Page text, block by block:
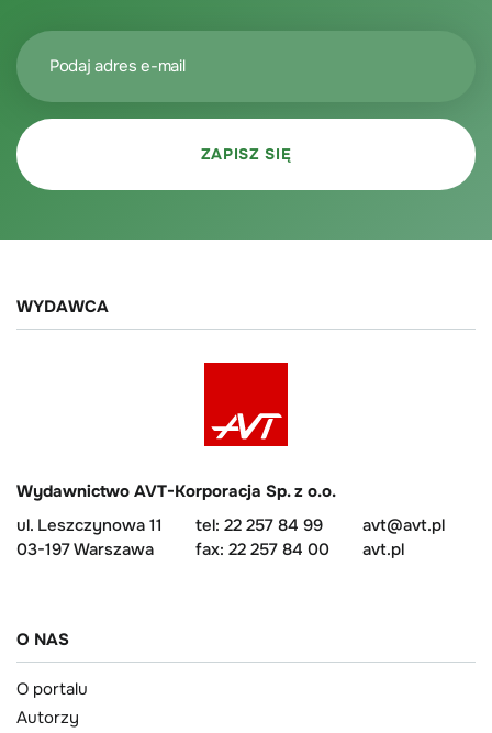
WYDAWCA
Wydawnictwo AVT-Korporacja Sp. z o.o.
ul. Leszczynowa 11
03-197 Warszawa
tel: 22 257 84 99
fax: 22 257 84 00
avt@avt.pl
avt.pl
O NAS
O portalu
Autorzy